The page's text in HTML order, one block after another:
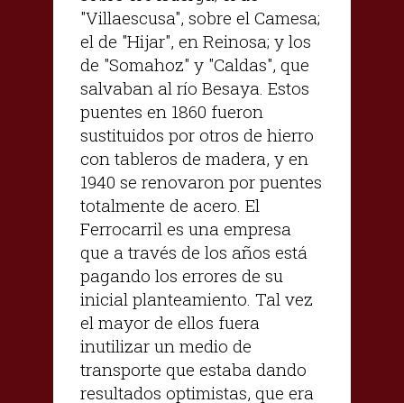
"Villaescusa", sobre el Camesa;
el de "Hijar", en Reinosa; y los
de "Somahoz" y "Caldas", que
salvaban al río Besaya. Estos
puentes en 1860 fueron
sustituidos por otros de hierro
con tableros de madera, y en
1940 se renovaron por puentes
totalmente de acero. El
Ferrocarril es una empresa
que a través de los años está
pagando los errores de su
inicial planteamiento. Tal vez
el mayor de ellos fuera
inutilizar un medio de
transporte que estaba dando
resultados optimistas, que era